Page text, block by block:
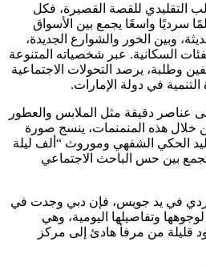
التقليدي للقصة القصيرة، فكل
سرديًا واسعًا يجمع بين الأسواق
وبين الخور والشوارع الجديدة،
السكانية. عبر شخصياته المتنوعة
وطلبة، يرصد التحولات الاجتماعية
في دولة الإمارات.
عناصر دقيقة مثل الملابس والعطور
خلال هذه المنمنمات، ينسج صورة
الحكي الشفهي وموروث “ألف ليلة
بين حس الباحث الاجتماعي
في يد جويس، فإن دبي وجدت في
وتفاصيلها اليومية، وهي
قليلة من مرفأ هادئ إلى مركز